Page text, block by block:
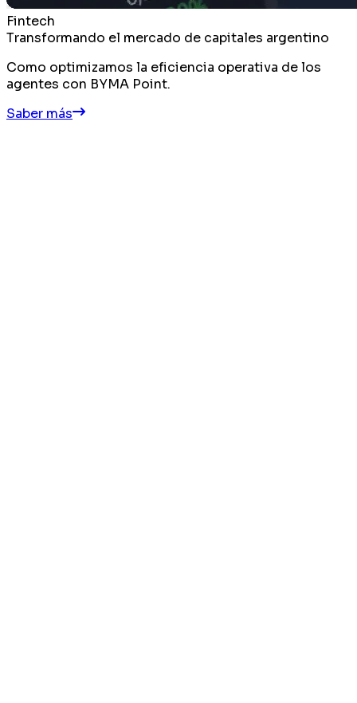
Fintech
Transformando el mercado de capitales argentino
Como optimizamos la eficiencia operativa de los
agentes con BYMA Point.
Saber más